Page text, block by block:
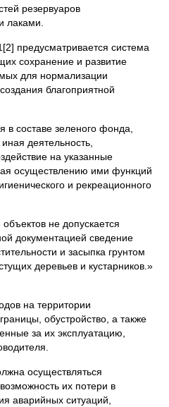
резервуаров
лаками.
предусматривается система
сохранение и развитие
для нормализации
благоприятной
в составе зеленого фонда,
деятельность,
на указанные
осуществлению ими функций
и рекреационного
не допускается
документацией сведение
и засыпка грунтом
деревьев и кустарников.»
на территории
обустройство, а также
за их эксплуатацию,
осуществляться
их потери в
аварийных ситуаций,